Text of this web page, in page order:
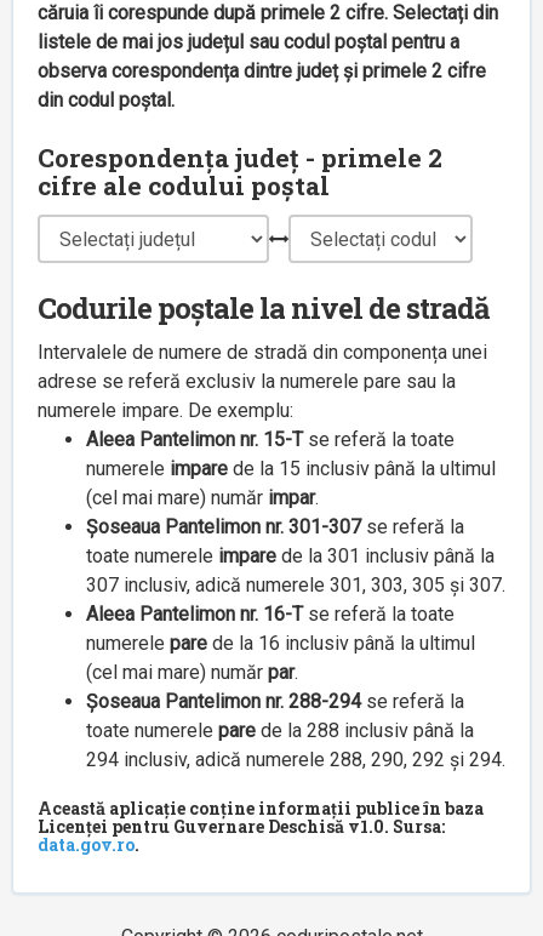
căruia îi corespunde după primele 2 cifre. Selectați din
listele de mai jos județul sau codul poștal pentru a
observa corespondența dintre județ și primele 2 cifre
din codul poștal.
Corespondența județ - primele 2
cifre ale codului poștal
Codurile poștale la nivel de stradă
Intervalele de numere de stradă din componența unei
adrese se referă exclusiv la numerele pare sau la
numerele impare. De exemplu:
Aleea Pantelimon nr. 15-Tse referă la toate
numerele impare de la 15 inclusiv până la ultimul
(cel mai mare) număr impar.
Șoseaua Pantelimon nr. 301-307se referă la
toate numerele impare de la 301 inclusiv până la
307 inclusiv, adică numerele 301, 303, 305 și 307.
Aleea Pantelimon nr. 16-Tse referă la toate
numerele pare de la 16 inclusiv până la ultimul
(cel mai mare) număr par.
Șoseaua Pantelimon nr. 288-294se referă la
toate numerele pare de la 288 inclusiv până la
294 inclusiv, adică numerele 288, 290, 292 și 294.
Această aplicație conține informații publice în baza
Licenței pentru Guvernare Deschisă v1.0. Sursa:
data.gov.ro.